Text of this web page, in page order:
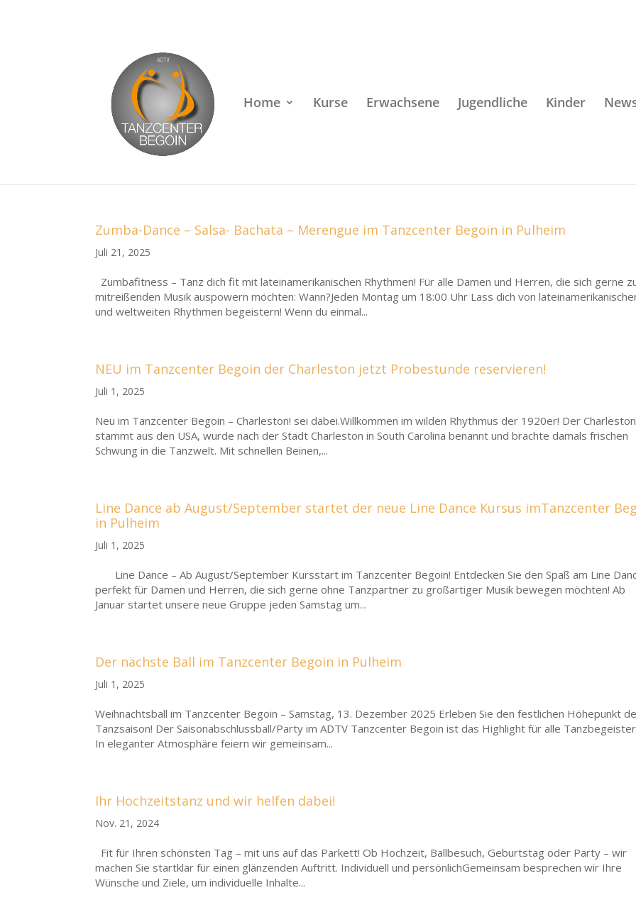
Home Kurse Erwachsene Jugendliche Kinder
Zumba-Dance – Salsa- Bachata – Merengue im Tanzcenter Begoin in Pulheim
Juli 21, 2025
Zumbafitness – Tanz dich fit mit lateinamerikanischen Rhythmen! Für alle Damen und Herren, die sich gerne
mitreißenden Musik auspowern möchten: Wann?Jeden Montag um 18:00 Uhr Lass dich von
und weltweiten Rhythmen begeistern! Wenn du einmal...
NEU im Tanzcenter Begoin der Charleston jetzt Probestunde reservieren!
Juli 1, 2025
Neu im Tanzcenter Begoin – Charleston! sei dabei.Willkommen im wilden Rhythmus der 1920er! Der Charleston
stammt aus den USA, wurde nach der Stadt Charleston in South Carolina benannt und brachte damals frischen
Schwung in die Tanzwelt. Mit schnellen Beinen,...
Line Dance ab August/September startet der neue Line Dance Kursus imTanzcenter
in Pulheim
Juli 1, 2025
Line Dance – Ab August/September Kursstart im Tanzcenter Begoin! Entdecken Sie den Spaß am Line
perfekt für Damen und Herren, die sich gerne ohne Tanzpartner zu großartiger Musik bewegen möchten! Ab
Januar startet unsere neue Gruppe jeden Samstag um...
Der nächste Ball im Tanzcenter Begoin in Pulheim
Juli 1, 2025
Weihnachtsball im Tanzcenter Begoin – Samstag, 13. Dezember 2025 Erleben Sie den festlichen Höhepunkt
Tanzsaison! Der Saisonabschlussball/Party im ADTV Tanzcenter Begoin ist das Highlight für alle
In eleganter Atmosphäre feiern wir gemeinsam...
Ihr Hochzeitstanz und wir helfen dabei!
Nov. 21, 2024
Fit für Ihren schönsten Tag – mit uns auf das Parkett! Ob Hochzeit, Ballbesuch, Geburtstag oder Party – wir
machen Sie startklar für einen glänzenden Auftritt. Individuell und persönlichGemeinsam besprechen wir Ihre
Wünsche und Ziele, um individuelle Inhalte...